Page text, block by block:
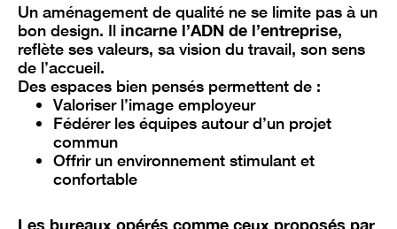
Un aménagement de qualité ne se limite pas à un
bon design. Il incarne l’ADN de l’entreprise,
reflète ses valeurs, sa vision du travail, son sens
de l’accueil.
Des espaces bien pensés permettent de :
Valoriser l’image employeur
Fédérer les équipes autour d’un projet
commun
Offrir un environnement stimulant et
confortable
Les bureaux opérés comme ceux proposés par